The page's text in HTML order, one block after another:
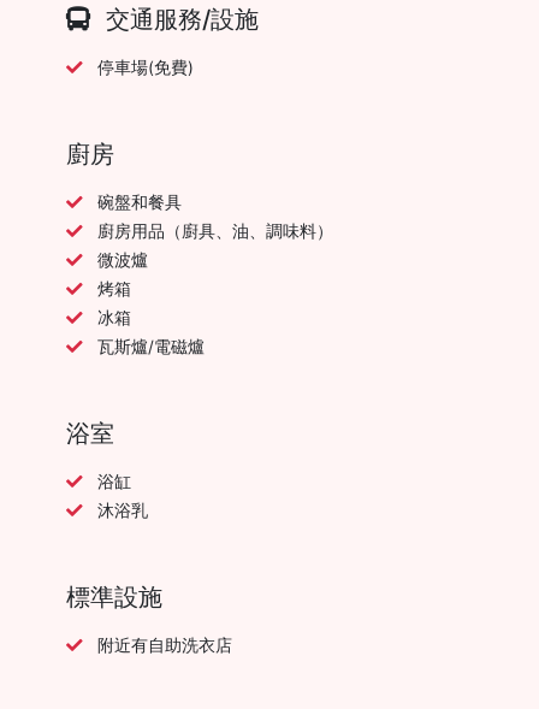
交通服務/設施
停車場(免費)
廚房
碗盤和餐具
廚房用品（廚具、油、調味料）
微波爐
烤箱
冰箱
瓦斯爐/電磁爐
浴室
浴缸
沐浴乳
標準設施
附近有自助洗衣店